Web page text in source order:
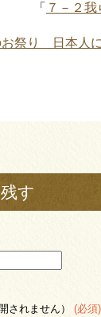
「 ７－２
祭り 日本人
す
されません） (必須)